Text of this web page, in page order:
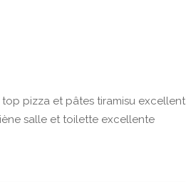
top pizza et pâtes tiramisu excellent
salle et toilette excellente